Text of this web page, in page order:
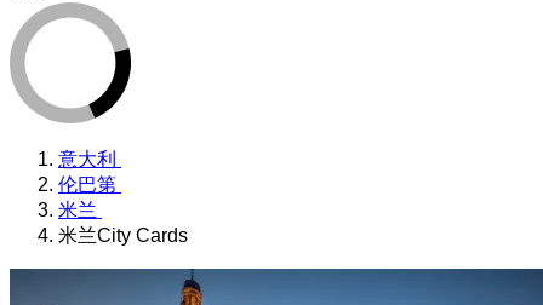
意大利
伦巴第
米兰
米兰City Cards